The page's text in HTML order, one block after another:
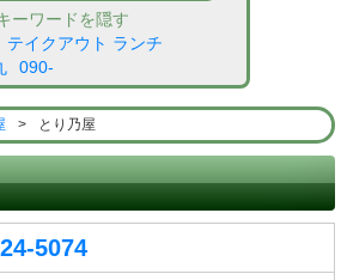
ーワードを隠す
テイクアウト ランチ
090-
> とり乃屋
5074